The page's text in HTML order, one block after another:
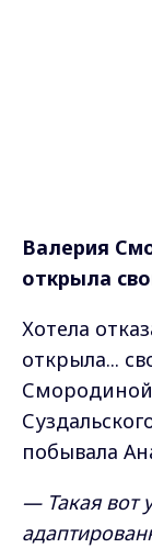
Валерия
открыла
Хотела
открыла...
побывала
— Такая вот